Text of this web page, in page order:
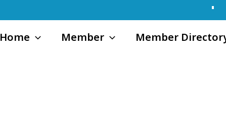
Home Member Member